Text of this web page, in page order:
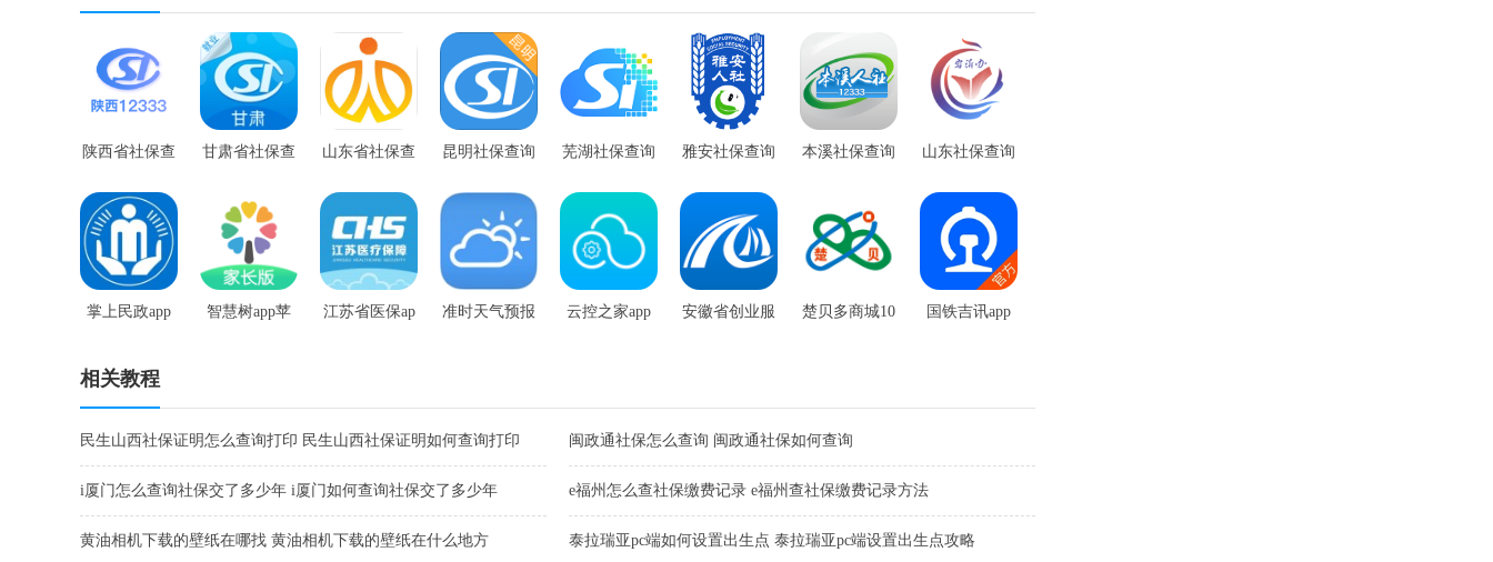
陕西省社保查 甘肃省社保查 山东省社保查 昆明社保查询 芜湖社保查询 雅安社保查询 本溪社保查询 山东社保查询
掌上民政app 智慧树app苹 江苏省医保ap 准时天气预报 云控之家app 安徽省创业服 楚贝多商城10 国铁吉讯app
相关教程
民生山西社保证明怎么查询打印 民生山西社保证明如何查询打印 闽政通社保怎么查询 闽政通社保如何查询
i厦门怎么查询社保交了多少年 i厦门如何查询社保交了多少年 e福州怎么查社保缴费记录 e福州查社保缴费记录方法
黄油相机下载的壁纸在哪找 黄油相机下载的壁纸在什么地方 泰拉瑞亚pc端如何设置出生点 泰拉瑞亚pc端设置出生点攻略